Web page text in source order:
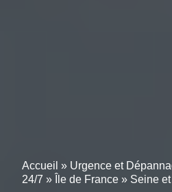
Accueil » Urgence et
24/7 » Île de France » Seine